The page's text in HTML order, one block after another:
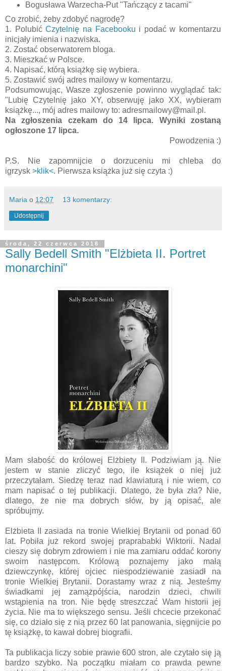
Bogusława Warzecha-Put "Tańczący z tacami"
Co zrobić, żeby zdobyć nagrodę?
1. PolubićCzytelnię na Facebooku i podać w komentarzu
inicjały imienia i nazwiska.
2. Zostać obserwatorem bloga.
3. Mieszkać w Polsce.
4. Napisać, którą książkę się wybiera.
5. Zostawić swój adres mailowy w komentarzu.
Podsumowując, Wasze zgłoszenie powinno wyglądać tak:
"Lubię Czytelnię jako XY, obserwuję jako XX, wybieram
książkę..., mój adres mailowy to: adresmailowy@mail.pl.
Na zgłoszenia czekam do 14 lipca. Wyniki zostaną
ogłoszone 17 lipca.
Powodzenia :)
P.S. Nie zapomnijcie o dorzuceniu mi chleba do
igrzysk >klik<. Pierwsza książka już się czyta :)
Maria o 12:07 13 komentarzy:
Udostępnij
środa, 22 czerwca 2016
Sally Bedell Smith "Elżbieta II. Portret
monarchini"
Mam słabość do królowej Elżbiety II. Podziwiam ją. Nie
jestem w stanie zliczyć tego, ile książek o niej już
przeczytałam. Siedzę teraz nad klawiaturą i nie wiem, co
mam napisać o tej publikacji. Dlatego, że była zła? Nie,
dlatego, że nie ma dobrych słów, by ją opisać, ale
spróbujmy.
Elżbieta II zasiada na tronie Wielkiej Brytanii od ponad 60
lat. Pobiła już rekord swojej praprababki Wiktorii. Nadal
cieszy się dobrym zdrowiem i nie ma zamiaru oddać korony
swoim następcom. Królową poznajemy jako małą
dziewczynkę, której ojciec niespodziewanie zasiadł na
tronie Wielkiej Brytanii. Dorastamy wraz z nią. Jesteśmy
świadkami jej zamążpójścia, narodzin dzieci, chwili
wstąpienia na tron. Nie będę streszczać Wam historii jej
życia. Nie ma to większego sensu. Jeśli chcecie przekonać
się, co działo się z nią przez 60 lat panowania, sięgnijcie po
tę książkę, to kawał dobrej biografii.
Ta publikacja liczy sobie prawie 600 stron, ale czytało się ją
bardzo szybko. Na początku miałam co prawda pewne